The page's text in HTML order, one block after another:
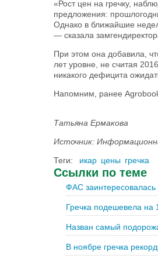
«Рост цен на гречку,
предложения:
Однако в ближайшие
— сказала
При этом она добавила,
лет уровне, не считая
никакого дефицита
Напомним, ранее
Татьяна Ермакова
Источник:
Теги:
икар цены гречка
Ссылки по теме
ФАС заинтересовалась
Гречка подешевела на
Назван самый
В ноябре гречка